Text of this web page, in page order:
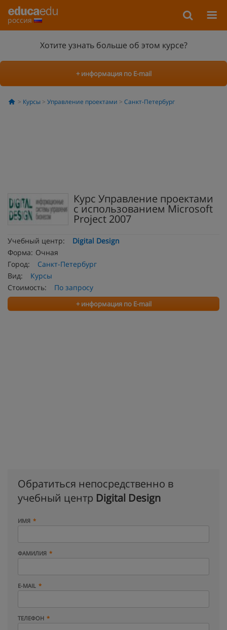
россия
Хотите узнать больше об этом курсе?
+ информация по E-mail
Курсы Управление проектами Санкт-Петербург
Курс Управление проектами
с использованием Microsoft
Project 2007
Учебный центр:
Digital Design
Форма: Очная
Город:
Санкт-Петербург
Вид:
Курсы
Стоимость:
По запросу
+ информация по E-mail
Обратиться непосредственно в
учебный центр Digital Design
ИМЯ
ФАМИЛИЯ
E-MAIL
ТЕЛЕФОН